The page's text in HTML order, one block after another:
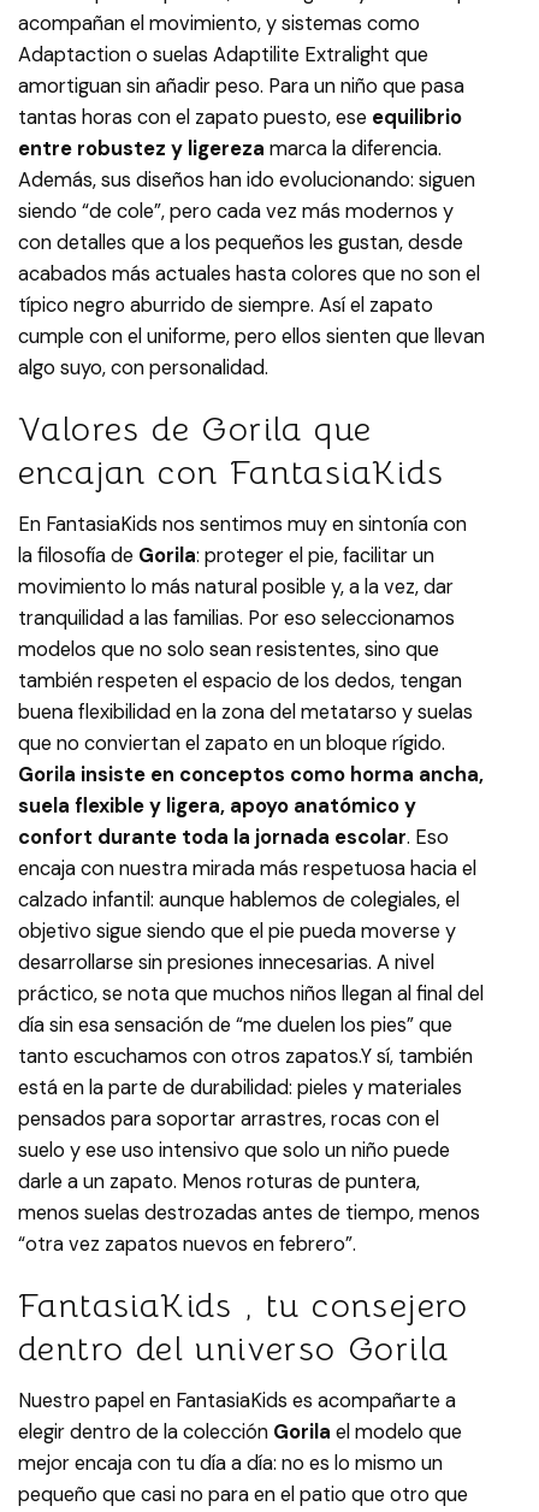
acompañan el movimiento, y sistemas como
Adaptaction o suelas Adaptilite Extralight que
amortiguan sin añadir peso. Para un niño que pasa
tantas horas con el zapato puesto, ese equilibrio
entre robustez y ligereza marca la diferencia.​
Además, sus diseños han ido evolucionando: siguen
siendo “de cole”, pero cada vez más modernos y
con detalles que a los pequeños les gustan, desde
acabados más actuales hasta colores que no son el
típico negro aburrido de siempre. Así el zapato
cumple con el uniforme, pero ellos sienten que llevan
algo suyo, con personalidad.​
Valores de Gorila que
encajan con FantasiaKids
En FantasiaKids nos sentimos muy en sintonía con
la filosofía de Gorila: proteger el pie, facilitar un
movimiento lo más natural posible y, a la vez, dar
tranquilidad a las familias. Por eso seleccionamos
modelos que no solo sean resistentes, sino que
también respeten el espacio de los dedos, tengan
buena flexibilidad en la zona del metatarso y suelas
que no conviertan el zapato en un bloque rígido.​
Gorila insiste en conceptos como horma ancha,
suela flexible y ligera, apoyo anatómico y
confort durante toda la jornada escolar. Eso
encaja con nuestra mirada más respetuosa hacia el
calzado infantil: aunque hablemos de colegiales, el
objetivo sigue siendo que el pie pueda moverse y
desarrollarse sin presiones innecesarias. A nivel
práctico, se nota que muchos niños llegan al final del
día sin esa sensación de “me duelen los pies” que
tanto escuchamos con otros zapatos.​ Y sí, también
está en la parte de durabilidad: pieles y materiales
pensados ​​para soportar arrastres, rocas con el
suelo y ese uso intensivo que solo un niño puede
darle a un zapato. Menos roturas de puntera,
menos suelas destrozadas antes de tiempo, menos
“otra vez zapatos nuevos en febrero”.​
FantasiaKids , tu consejero
dentro del universo Gorila
Nuestro papel en FantasiaKids es acompañarte a
elegir dentro de la colección Gorila el modelo que
mejor encaja con tu día a día: no es lo mismo un
pequeño que casi no para en el patio que otro que